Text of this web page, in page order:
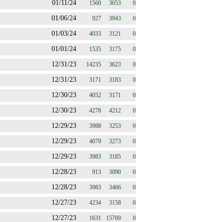
01/11/24 1560 3053 0
01/06/24 927 3943 0
01/03/24 4033 3121 0
01/01/24 1535 3175 0
12/31/23 14235 3623 0
12/31/23 3171 3183 0
12/30/23 4052 3171 0
12/30/23 4278 4212 0
12/29/23 3988 3253 0
12/29/23 4079 3273 0
12/29/23 3983 3185 0
12/28/23 913 3090 0
12/28/23 3983 3466 0
12/27/23 4234 3158 0
12/27/23 1631 15769 0